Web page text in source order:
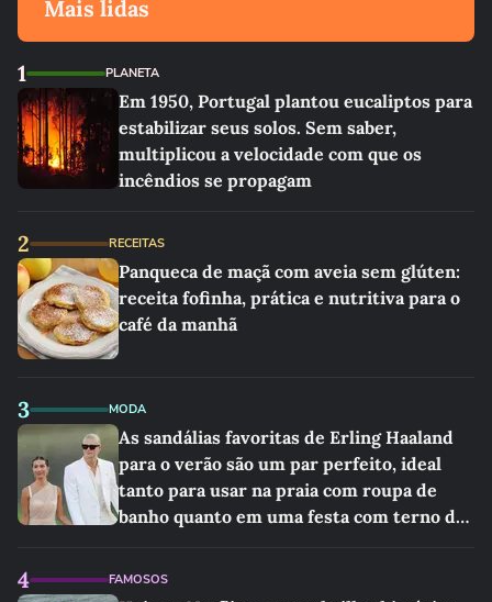
Mais lidas
1 PLANETA
Em 1950, Portugal plantou eucaliptos para
estabilizar seus solos. Sem saber,
multiplicou a velocidade com que os
incêndios se propagam
2 RECEITAS
Panqueca de maçã com aveia sem glúten:
receita fofinha, prática e nutritiva para o
café da manhã
3 MODA
As sandálias favoritas de Erling Haaland
para o verão são um par perfeito, ideal
tanto para usar na praia com roupa de
banho quanto em uma festa com terno de
4 FAMOSOS